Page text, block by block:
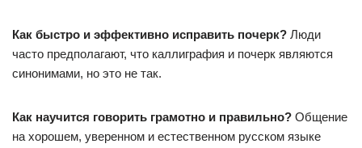
Как быстро и эффективно исправить почерк? Люди
часто предполагают, что каллиграфия и почерк являются
синонимами, но это не так.
Как научится говорить грамотно и правильно? Общение
на хорошем, уверенном и естественном русском языке